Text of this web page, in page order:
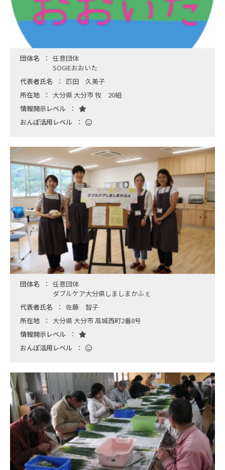
団体名
任意団体
SOGIEおおいた
代表者氏名
匹田 久美子
所在地
大分県 大分市 牧 20組
情報開示レベル
おんぽ活用レベル
団体名
任意団体
ダブルケア大分県しましまかふぇ
代表者氏名
佐藤 智子
所在地
大分県 大分市 高城西町2番8号
情報開示レベル
おんぽ活用レベル